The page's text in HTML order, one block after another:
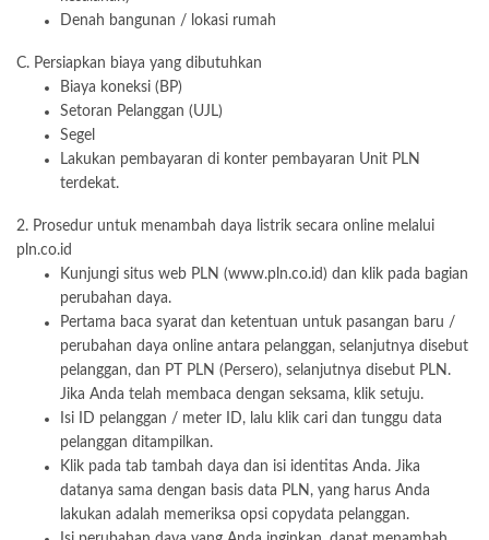
Denah bangunan / lokasi rumah
C. Persiapkan biaya yang dibutuhkan
Biaya koneksi (BP)
Setoran Pelanggan (UJL)
Segel
Lakukan pembayaran di konter pembayaran Unit PLN
terdekat.
2. Prosedur untuk menambah daya listrik secara online melalui
pln.co.id
Kunjungi situs web PLN (www.pln.co.id) dan klik pada bagian
perubahan daya.
Pertama baca syarat dan ketentuan untuk pasangan baru /
perubahan daya online antara pelanggan, selanjutnya disebut
pelanggan, dan PT PLN (Persero), selanjutnya disebut PLN.
Jika Anda telah membaca dengan seksama, klik setuju.
Isi ID pelanggan / meter ID, lalu klik cari dan tunggu data
pelanggan ditampilkan.
Klik pada tab tambah daya dan isi identitas Anda. Jika
datanya sama dengan basis data PLN, yang harus Anda
lakukan adalah memeriksa opsi copydata pelanggan.